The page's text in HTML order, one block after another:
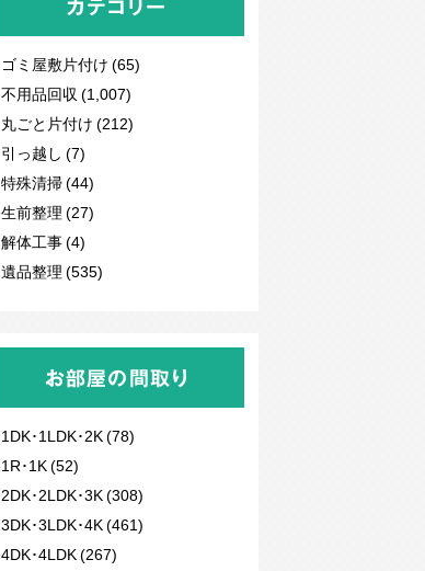
カテゴリー
ゴミ屋敷片付け (65)
不用品回収 (1,007)
丸ごと片付け (212)
引っ越し (7)
特殊清掃 (44)
生前整理 (27)
解体工事 (4)
遺品整理 (535)
お部屋の間取り
1DK･1LDK･2K (78)
1R･1K (52)
2DK･2LDK･3K (308)
3DK･3LDK･4K (461)
4DK･4LDK (267)